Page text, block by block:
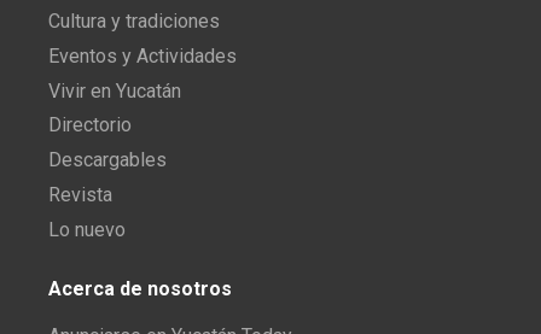
Cultura y tradiciones
Eventos y Actividades
Vivir en Yucatán
Directorio
Descargables
Revista
Lo nuevo
Acerca de nosotros